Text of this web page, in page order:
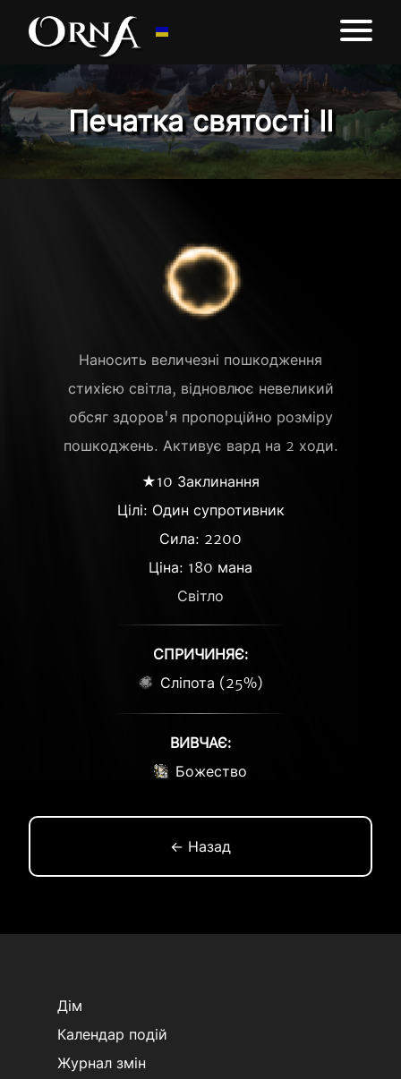
Печатка святості ІІ
Наносить величезні пошкодження
стихією світла, відновлює невеликий
обсяг здоров'я пропорційно розміру
пошкоджень. Активує вард на 2 ходи.
★10 Заклинання
Цілі: Один супротивник
Сила: 2200
Ціна: 180 мана
Світло
СПРИЧИНЯЄ:
Сліпота (25%)
ВИВЧАЄ:
Божество
← Назад
Дім
Календар подій
Журнал змін